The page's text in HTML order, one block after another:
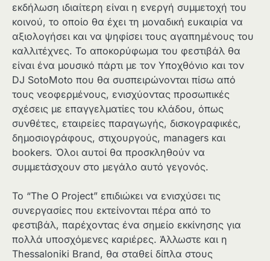
εκδήλωση ιδιαίτερη είναι η ενεργή συμμετοχή του
κοινού, το οποίο θα έχει τη μοναδική ευκαιρία να
αξιολογήσει και να ψηφίσει τους αγαπημένους του
καλλιτέχνες. Το αποκορύφωμα του φεστιβάλ θα
είναι ένα μουσικό πάρτι με τον Υποχθόνιο και τον
DJ SotoMoto που θα συσπειρώνονται πίσω από
τους νεοφερμένους, ενισχύοντας προσωπικές
σχέσεις με επαγγελματίες του κλάδου, όπως
συνθέτες, εταιρείες παραγωγής, δισκογραφικές,
δημοσιογράφους, στιχουργούς, managers και
bookers. Όλοι αυτοί θα προσκληθούν να
συμμετάσχουν στο μεγάλο αυτό γεγονός.
Το “The O Project” επιδιώκει να ενισχύσει τις
συνεργασίες που εκτείνονται πέρα από το
φεστιβάλ, παρέχοντας ένα σημείο εκκίνησης για
πολλά υποσχόμενες καριέρες. Άλλωστε και η
Thessaloniki Brand, θα σταθεί δίπλα στους